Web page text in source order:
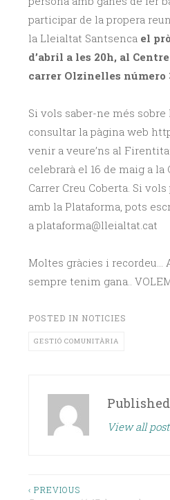
participar de la propera
la Lleialtat Santsenca el
d’abril a les 20h, al
carrer Olzinelles número
Si vols saber-ne més
consultar la pàgina web
venir a veure’ns al
celebrarà el 16 de maig a la
Carrer Creu Coberta. Si
amb la Plataforma, pots
a plataforma@lleialtat.cat
Moltes gràcies i recordeu…
sempre tenim gana..
POSTED IN NOTICIES
GESTIÓ COMUNITÀRIA
View all
Navegació
‹ PREVIOUS